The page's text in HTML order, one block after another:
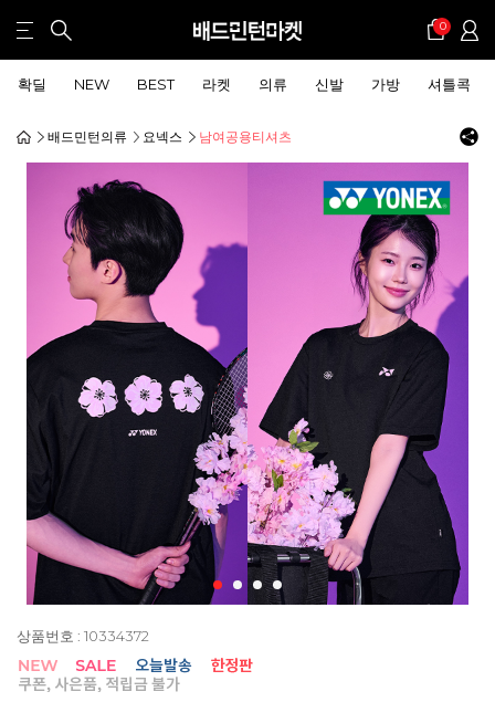
0
확딜 NEW BEST 라켓 의류 신발 가방 셔틀콕
배드민턴의류 요넥스 남여공용티셔츠
상품번호 : 10334372